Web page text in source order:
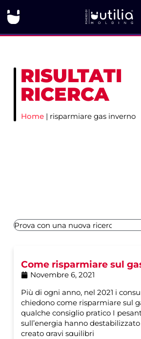
RISULTATI
RICERCA
Home | risparmiare gas inverno
Come risparmiare sul
Novembre 6, 2021
Più di ogni anno, nel 2021 i
chiedono come risparmiare sul
qualche consiglio pratico I
sull’energia hanno
creato gravi squilibri